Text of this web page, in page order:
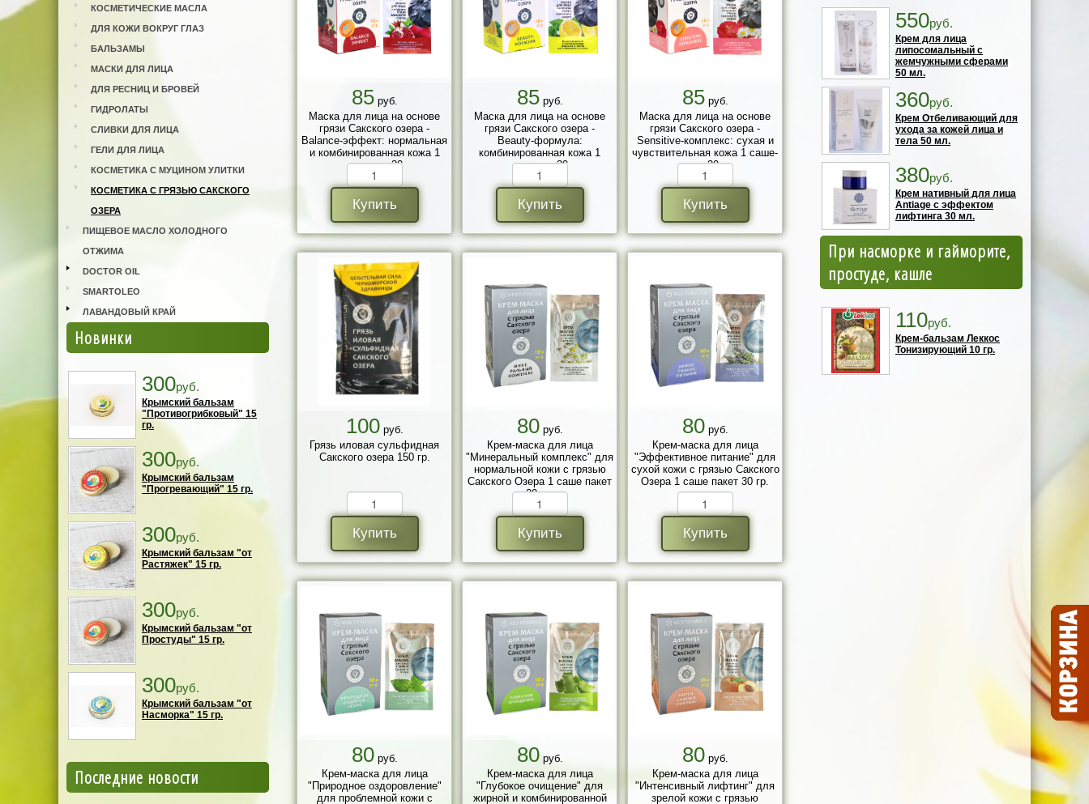
КОСМЕТИЧЕСКИЕ МАСЛА
ДЛЯ КОЖИ ВОКРУГ ГЛАЗ
БАЛЬЗАМЫ
МАСКИ ДЛЯ ЛИЦА
ДЛЯ РЕСНИЦ И БРОВЕЙ
ГИДРОЛАТЫ
СЛИВКИ ДЛЯ ЛИЦА
ГЕЛИ ДЛЯ ЛИЦА
КОСМЕТИКА С МУЦИНОМ УЛИТКИ
КОСМЕТИКА С ГРЯЗЬЮ САКСКОГО
ОЗЕРА
ПИЩЕВОЕ МАСЛО ХОЛОДНОГО
ОТЖИМА
DOCTOR OIL
SMARTOLEO
ЛАВАНДОВЫЙ КРАЙ
Новинки
300руб.
Крымский бальзам
"Противогрибковый" 15
гр.
300руб.
Крымский бальзам
"Прогревающий" 15 гр.
300руб.
Крымский бальзам "от
Растяжек" 15 гр.
300руб.
Крымский бальзам "от
Простуды" 15 гр.
300руб.
Крымский бальзам "от
Насморка" 15 гр.
Последние новости
85руб.
Маска для лица на основе
грязи Сакского озера -
Balance-эффект: нормальная
и комбинированная кожа 1
саше-пакет, 30 гр.
Купить
85руб.
Маска для лица на основе
грязи Сакского озера -
Beauty-формула:
комбинированная кожа 1
саше-пакет, 30 гр.
Купить
85руб.
Маска для лица на основе
грязи Сакского озера -
Sensitive-комплекс: сухая и
чувствительная кожа 1 саше-
пакет, 30 гр.
Купить
100руб.
Грязь иловая сульфидная
Сакского озера 150 гр.
Купить
80руб.
Крем-маска для лица
"Минеральный комплекс" для
нормальной кожи с грязью
Сакского Озера 1 саше пакет
30 гр.
Купить
80руб.
Крем-маска для лица
"Эффективное питание" для
сухой кожи с грязью Сакского
Озера 1 саше пакет 30 гр.
Купить
80руб.
Крем-маска для лица
"Природное оздоровление"
для проблемной кожи с
80руб.
Крем-маска для лица
"Глубокое очищение" для
жирной и комбинированной
80руб.
Крем-маска для лица
"Интенсивный лифтинг" для
зрелой кожи с грязью
550руб.
Крем для лица
липосомальный с
жемчужными сферами
50 мл.
360руб.
Крем Отбеливающий для
ухода за кожей лица и
тела 50 мл.
380руб.
Крем нативный для лица
Antiage с эффектом
лифтинга 30 мл.
При насморке и гайморите,
простуде, кашле
110руб.
Крем-бальзам Леккос
Тонизирующий 10 гр.